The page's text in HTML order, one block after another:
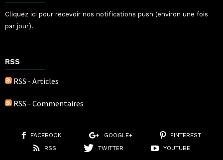
Cliquez ici pour recevoir nos notifications push (environ une fois
par jour).
RSS
RSS - Articles
RSS - Commentaires
FACEBOOK GOOGLE+
PINTEREST
RSS
TWITTER YOUTUBE